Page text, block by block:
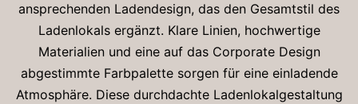
ansprechenden Ladendesign, das den Gesamtstil des
Ladenlokals ergänzt. Klare Linien, hochwertige
Materialien und eine auf das Corporate Design
abgestimmte Farbpalette sorgen für eine einladende
Atmosphäre. Diese durchdachte Ladenlokalgestaltung